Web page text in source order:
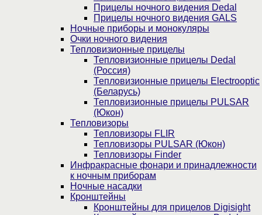
Прицелы ночного видения Dedal
Прицелы ночного видения GALS
Ночные приборы и монокуляры
Очки ночного видения
Тепловизионные прицелы
Тепловизионные прицелы Dedal
(Россия)
Тепловизионные прицелы Electrooptic
(Беларусь)
Тепловизионные прицелы PULSAR
(Юкон)
Тепловизоры
Тепловизоры FLIR
Тепловизоры PULSAR (Юкон)
Тепловизоры Finder
Инфракрасные фонари и принадлежности
к ночным приборам
Ночные насадки
Кронштейны
Кронштейны для прицелов Digisight